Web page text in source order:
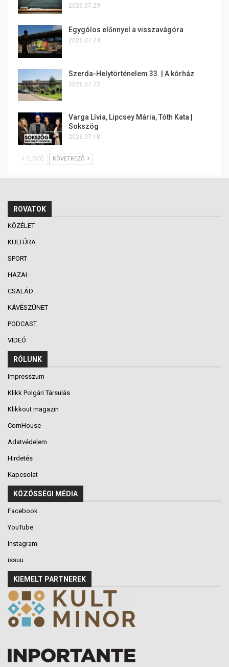
2026.07.29.
Egygólos előnnyel a visszavágóra
2026.07.24.
Szerda-Helytörténelem 33. | A kórház
2026.07.22.
Varga Lívia, Lipcsey Mária, Tóth Kata |
Sokszög
2026.07.18.
ELŐZŐ KÖVETKEZŐ
ROVATOK
KÖZÉLET
KULTÚRA
SPORT
HAZAI
CSALÁD
KÁVÉSZÜNET
PODCAST
VIDEÓ
RÓLUNK
Impresszum
Klikk Polgári Társulás
Klikkout magazin
CornHouse
Adatvédelem
Hirdetés
Kapcsolat
KÖZÖSSÉGI MÉDIA
Facebook
YouTube
Instagram
issuu
KIEMELT PARTNEREK